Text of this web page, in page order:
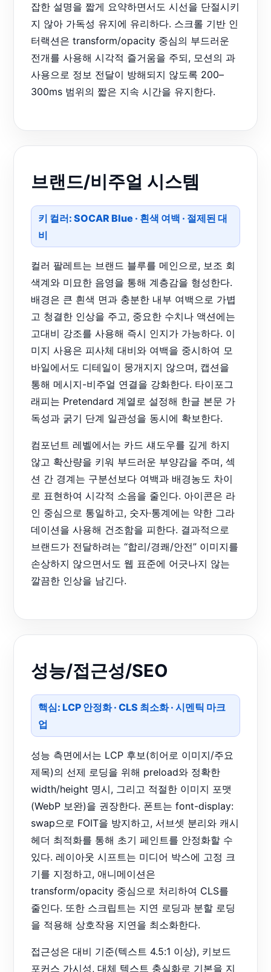
잡한 설명을 짧게 요약하면서도 시선을 단절시키
지 않아 가독성 유지에 유리하다. 스크롤 기반 인
터랙션은 transform/opacity 중심의 부드러운
전개를 사용해 시각적 즐거움을 주되, 모션의 과
사용으로 정보 전달이 방해되지 않도록 200–
300ms 범위의 짧은 지속 시간을 유지한다.
브랜드/비주얼 시스템
키 컬러: SOCAR Blue · 흰색 여백 · 절제된 대
비
컬러 팔레트는 브랜드 블루를 메인으로, 보조 회
색계와 미묘한 음영을 통해 계층감을 형성한다.
배경은 큰 흰색 면과 충분한 내부 여백으로 가볍
고 청결한 인상을 주고, 중요한 수치나 액션에는
고대비 강조를 사용해 즉시 인지가 가능하다. 이
미지 사용은 피사체 대비와 여백을 중시하여 모
바일에서도 디테일이 뭉개지지 않으며, 캡션을
통해 메시지-비주얼 연결을 강화한다. 타이포그
래피는 Pretendard 계열로 설정해 한글 본문 가
독성과 굵기 단계 일관성을 동시에 확보한다.
컴포넌트 레벨에서는 카드 섀도우를 깊게 하지
않고 확산량을 키워 부드러운 부양감을 주며, 섹
션 간 경계는 구분선보다 여백과 배경농도 차이
로 표현하여 시각적 소음을 줄인다. 아이콘은 라
인 중심으로 통일하고, 숫자·통계에는 약한 그라
데이션을 사용해 건조함을 피한다. 결과적으로
브랜드가 전달하려는 “합리/경쾌/안전” 이미지를
손상하지 않으면서도 웹 표준에 어긋나지 않는
깔끔한 인상을 남긴다.
성능/접근성/SEO
핵심: LCP 안정화 · CLS 최소화 · 시멘틱 마크
업
성능 측면에서는 LCP 후보(히어로 이미지/주요
제목)의 선제 로딩을 위해 preload와 정확한
width/height 명시, 그리고 적절한 이미지 포맷
(WebP 보완)을 권장한다. 폰트는 font-display:
swap으로 FOIT을 방지하고, 서브셋 분리와 캐시
헤더 최적화를 통해 초기 페인트를 안정화할 수
있다. 레이아웃 시프트는 미디어 박스에 고정 크
기를 지정하고, 애니메이션은
transform/opacity 중심으로 처리하여 CLS를
줄인다. 또한 스크립트는 지연 로딩과 분할 로딩
을 적용해 상호작용 지연을 최소화한다.
접근성은 대비 기준(텍스트 4.5:1 이상), 키보드
포커스 가시성, 대체 텍스트 충실화로 기본을 지